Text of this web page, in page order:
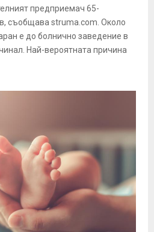
предприемач 65-
съобщава struma.com. Около
е до болнично заведение в
Най-вероятната причина